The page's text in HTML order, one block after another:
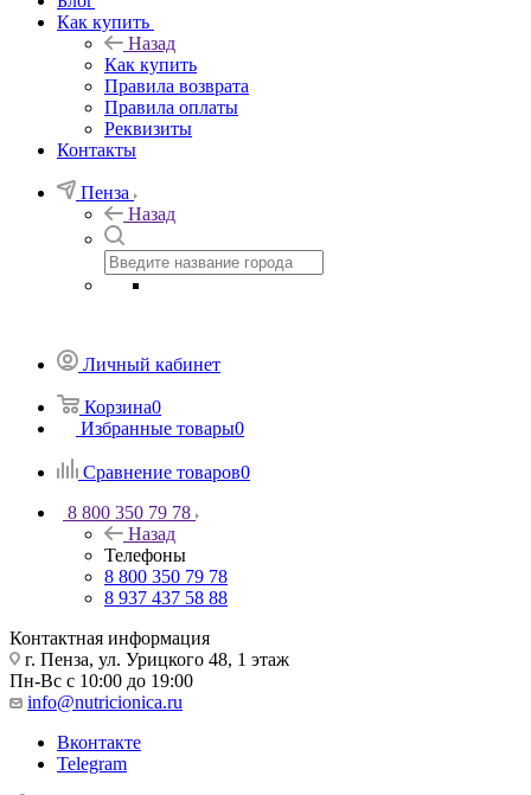
Как купить
Назад
Как купить
Правила возврата
Правила оплаты
Реквизиты
Контакты
Пенза
Назад
Личный кабинет
Корзина0
Избранные товары0
Сравнение товаров0
8 800 350 79 78
Назад
Телефоны
8 800 350 79 78
8 937 437 58 88
Контактная информация
г. Пенза, ул. Урицкого 48, 1 этаж
Пн-Вс с 10:00 до 19:00
info@nutricionica.ru
Вконтакте
Telegram